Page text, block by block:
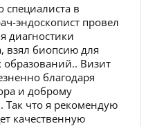
специалиста в
эндоскопист провел
диагностики
взял биопсию для
Визит
благодаря
и доброму
что я рекомендую
качественную